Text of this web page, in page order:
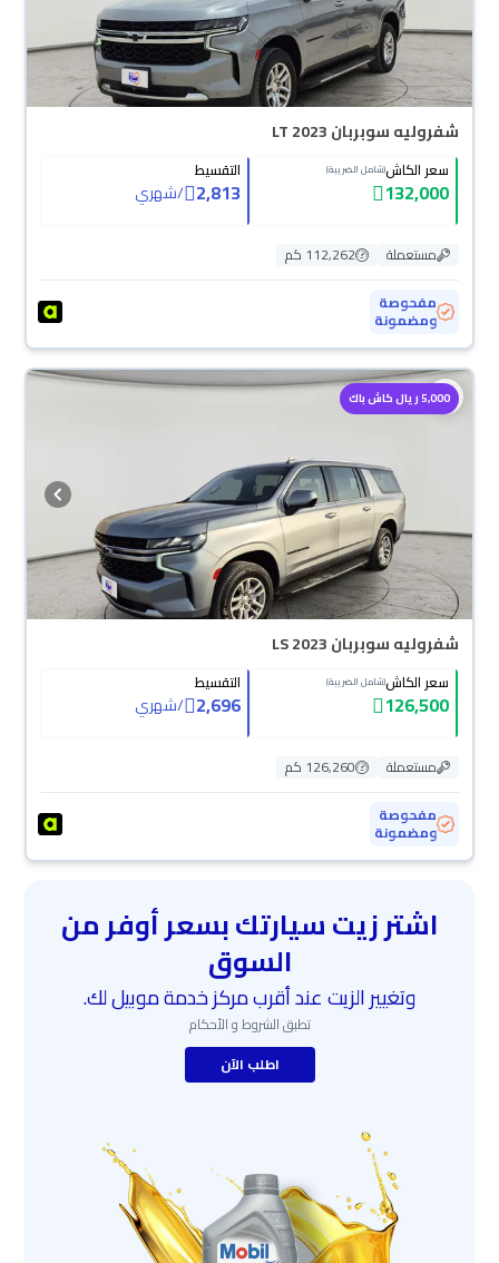
شفروليه سوبربان LT 2023
سعر الكاش(شامل الضريبة)
132,000
التقسيط
2,813
/شهري
مستعملة
112,262 كم
مفحوصة
ومضمونة
5,000 ريال كاش باك
شفروليه سوبربان LS 2023
سعر الكاش(شامل الضريبة)
126,500
التقسيط
2,696
/شهري
مستعملة
126,260 كم
مفحوصة
ومضمونة
اشتر زيت سيارتك بسعر أوفر من
السوق
وتغيير الزيت عند أقرب مركز خدمة موبيل لك.
تطبق الشروط و الأحكام
اطلب الآن